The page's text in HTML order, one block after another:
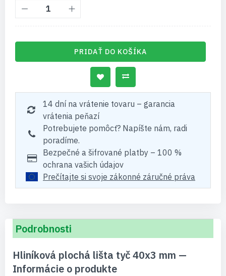
PRIDAŤ DO KOŠÍKA
14 dní na vrátenie tovaru – garancia
vrátenia peňazí
Potrebujete pomôcť? Napíšte nám, radi
poradíme.
Bezpečné a šifrované platby – 100 %
ochrana vašich údajov
Prečítajte si svoje zákonné záručné práva
Podrobnosti
Hliníková plochá lišta tyč 40x3 mm —
Informácie o produkte